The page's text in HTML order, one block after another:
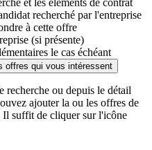
recherché par l'entreprise
à cette offre
(si présente)
le cas échéant
offres qui vous intéressent
recherche ou depuis le détail
ajouter la ou les offres de
suffit de cliquer sur l'icône